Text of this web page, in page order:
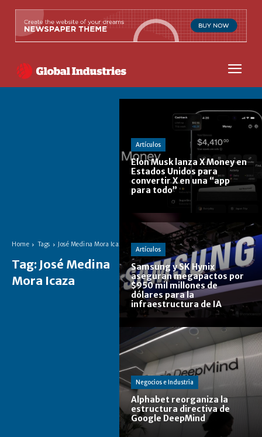
Home Tags José Medina Mora Icaza
Tag: José Medina
Mora Icaza
Artículos
Elon Musk lanza X Money en
Estados Unidos para
convertir X en una “app
para todo”
Artículos
Samsung y SK Hynix
aseguran megapactos por
$950 mil millones de
dólares para la
infraestructura de IA
Negocios e Industria
Alphabet reorganiza la
estructura directiva de
Google DeepMind